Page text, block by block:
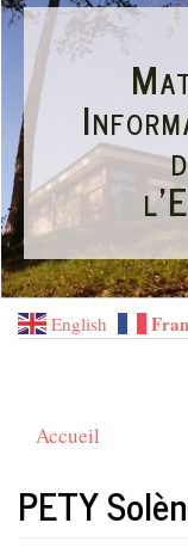
English
Accueil
PETY